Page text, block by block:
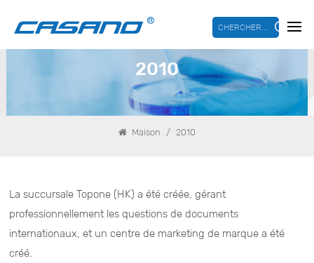
CHERCHER...
2010
Maison / 2010
La succursale Topone (HK) a été créée, gérant
professionnellement les questions de documents
internationaux, et un centre de marketing de marque a été
créé.